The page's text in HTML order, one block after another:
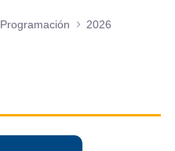
Programación
2026